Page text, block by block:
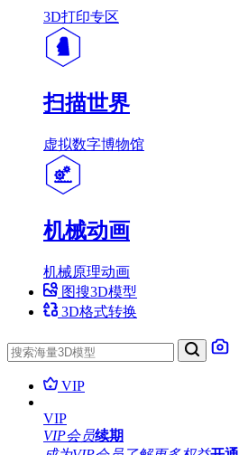
3D打印专区
扫描世界
虚拟数字博物馆
机械动画
机械原理动画
图搜3D模型
3D格式转换
VIP
VIP
VIP会员续期